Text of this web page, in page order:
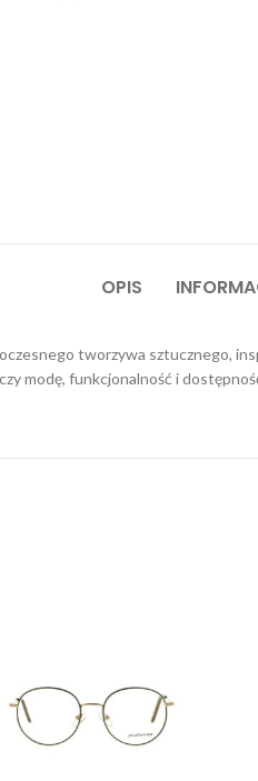
OPIS
tworzywa sztucznego,
modę, funkcjonalność i